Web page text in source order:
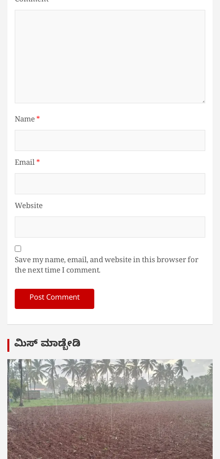
Name*
Email*
Website
Save my name, email, and website in this browser for
the next time I comment.
ಮಿಸ್ ಮಾಡ್ಬೇಡಿ